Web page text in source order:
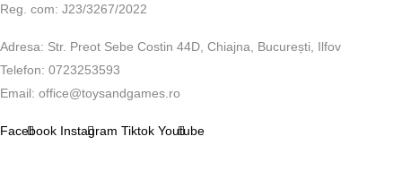
Reg. com: J23/3267/2022
Adresa: Str. Preot Sebe Costin 44D, Chiajna, București, Ilfov
Telefon: 0723253593
Email: office@toysandgames.ro
Facebook Instagram Tiktok Youtube